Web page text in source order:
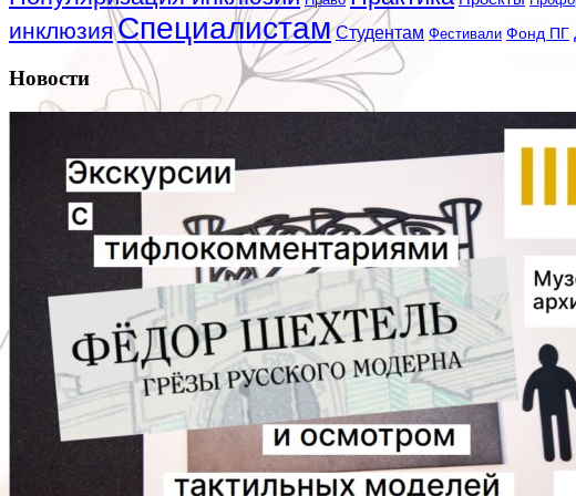
инклюзияСпециалистам Студентам Фестивали Фонд ПГ
Новости